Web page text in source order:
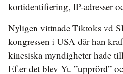
kortidentifiering, IP-adresser
Nyligen vittnade Tiktoks vd
kongressen i USA där han
kinesiska myndigheter hade
Efter det blev Yu ”upprörd”